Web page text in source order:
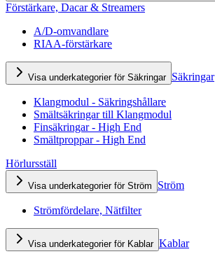
Förstärkare, Dacar & Streamers
A/D-omvandlare
RIAA-förstärkare
Visa underkategorier för Säkringar Säkringar
Klangmodul - Säkringshållare
Smältsäkringar till Klangmodul
Finsäkringar - High End
Smältproppar - High End
Hörlursställ
Visa underkategorier för Ström Ström
Strömfördelare, Nätfilter
Visa underkategorier för Kablar Kablar